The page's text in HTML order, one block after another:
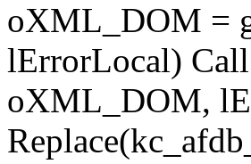
oXML_DOM =
lErrorLocal)
oXML_DOM,